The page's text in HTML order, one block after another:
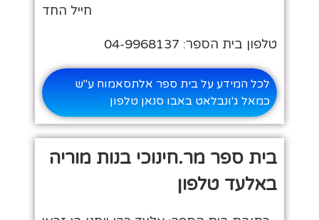
חייל החד
טלפון בית הספר: 04-9968137
לכל המידע על בית ספר אלתסאמוח ע"ש
כמאל ג'ונבלאט באבו סנאן טלפון
בית ספר מר.חינוכי בנות מוריה
באלעד טלפון